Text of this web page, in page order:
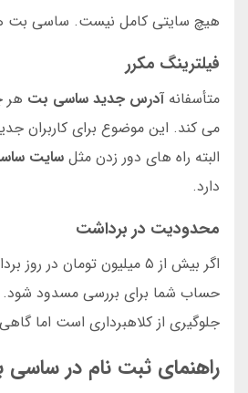
هیچ سایتی کامل نیست. ساسی بت
فیلترینگ مکرر
متأسفانه آدرس جدید ساسی بت هر
می کند. این موضوع برای کاربران
البته راه های دور زدن مثل سایت
دارد.
محدودیت در برداشت
اگر بیش از ۵ میلیون تومان
حساب شما برای بررسی مسدود شود.
جلوگیری از کلاهبرداری است اما
راهنمای ثبت نام در